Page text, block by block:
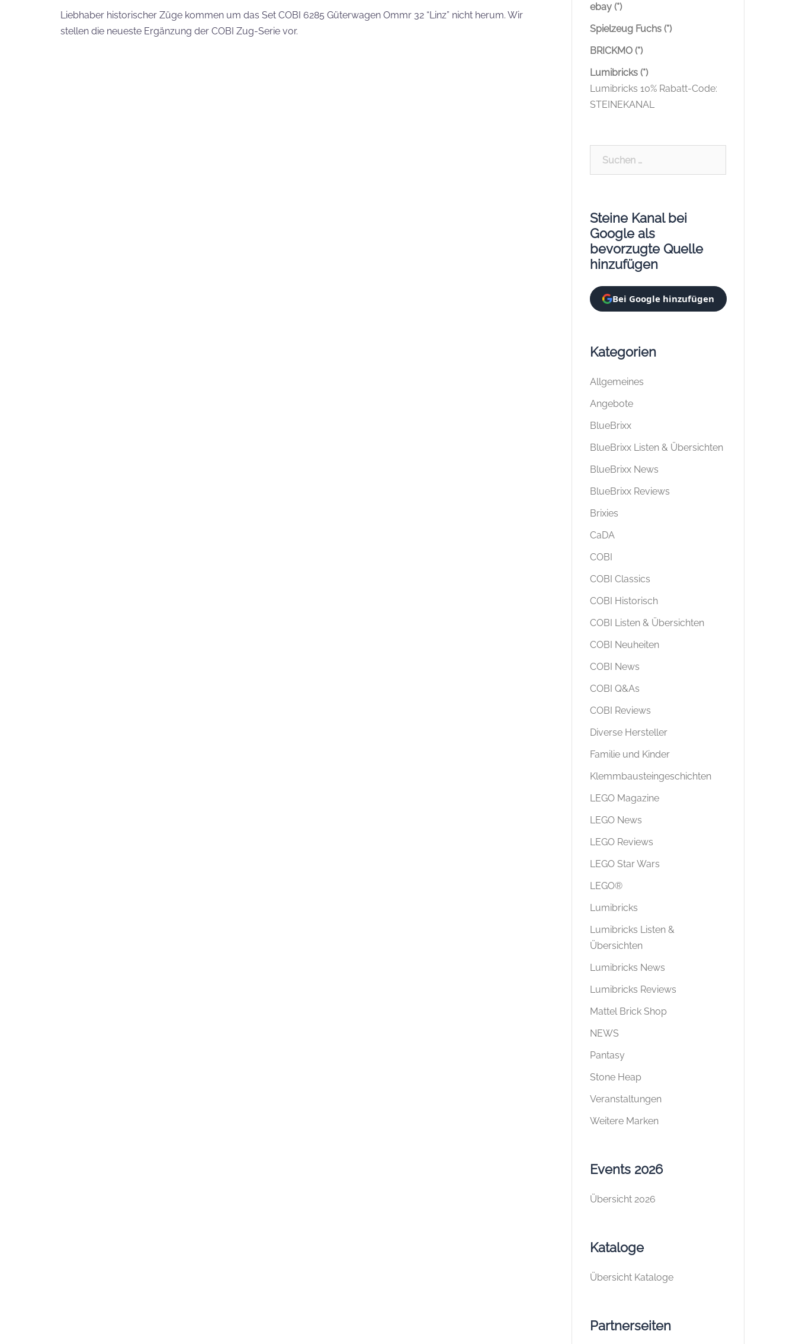
Liebhaber historischer Züge kommen um das Set COBI 6285 Güterwagen Ommr 32 “Linz” nicht herum. Wir
stellen die neueste Ergänzung der COBI Zug-Serie vor.
ebay (*)
Spielzeug Fuchs (*)
BRICKMO (*)
Lumibricks (*)
Lumibricks 10% Rabatt-Code:
STEINEKANAL
Steine Kanal bei
Google als
bevorzugte Quelle
hinzufügen
Bei Google hinzufügen
Kategorien
Allgemeines
Angebote
BlueBrixx
BlueBrixx Listen & Übersichten
BlueBrixx News
BlueBrixx Reviews
Brixies
CaDA
COBI
COBI Classics
COBI Historisch
COBI Listen & Übersichten
COBI Neuheiten
COBI News
COBI Q&As
COBI Reviews
Diverse Hersteller
Familie und Kinder
Klemmbausteingeschichten
LEGO Magazine
LEGO News
LEGO Reviews
LEGO Star Wars
LEGO®
Lumibricks
Lumibricks Listen &
Übersichten
Lumibricks News
Lumibricks Reviews
Mattel Brick Shop
NEWS
Pantasy
Stone Heap
Veranstaltungen
Weitere Marken
Events 2026
Übersicht 2026
Kataloge
Übersicht Kataloge
Partnerseiten